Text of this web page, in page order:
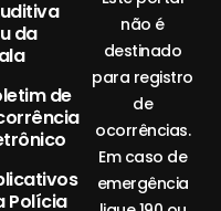
da
de
Polícia
não é
destinado
para registro
de
ocorrências.
Em caso de
emergência